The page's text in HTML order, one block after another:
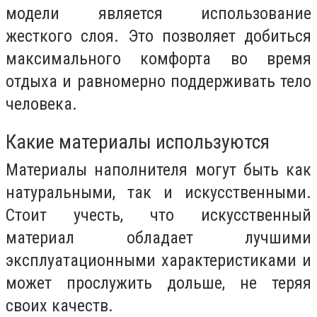
модели является использование
жесткого слоя. Это позволяет добиться
максимального комфорта во время
отдыха и равномерно поддерживать тело
человека.
Какие материалы используются
Материалы наполнителя могут быть как
натуральными, так и искусственными.
Стоит учесть, что искусственный
материал обладает лучшими
эксплуатационными характеристиками и
может прослужить дольше, не теряя
своих качеств.